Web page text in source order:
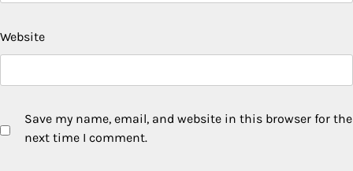
Website
Save my name, email, and website in this browser for the
next time I comment.